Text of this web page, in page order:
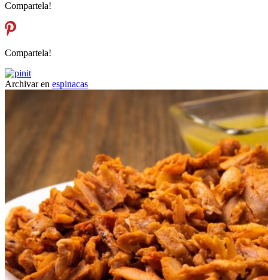
Compartela!
Compartela!
Archivar en espinacas